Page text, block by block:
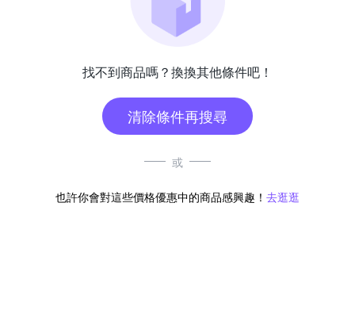
找不到商品嗎？換換其他條件吧！
清除條件再搜尋
或
也許你會對這些價格優惠中的商品感興趣！ 去逛逛